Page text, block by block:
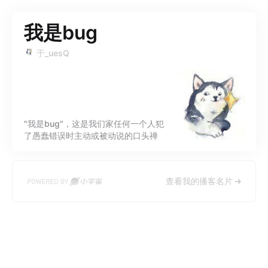
我是bug
于_uesQ
"我是bug"，这是我们家任何一个人犯
了愚蠢错误时主动或被动说的口头禅
查看我的播客名片